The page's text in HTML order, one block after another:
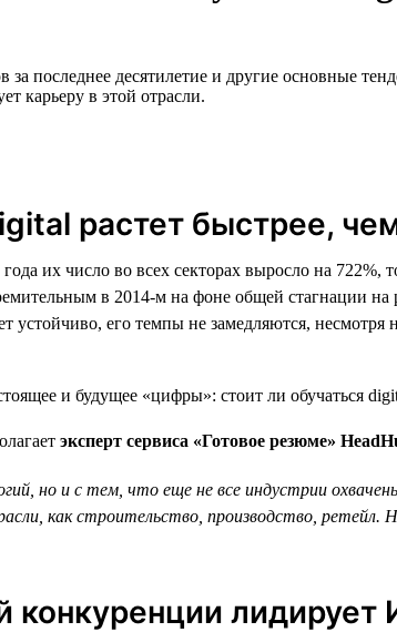
последнее десятилетие и другие основные
карьеру в этой отрасли.
растет быстрее,
их число во всех секторах выросло на 722%,
в 2014-м на фоне общей стагнации
устойчиво, его темпы не замедляются,
эксперт сервиса «Готовое резюме»
но и с тем, что еще не все индустрии
как строительство, производство,
конкуренции лидирует